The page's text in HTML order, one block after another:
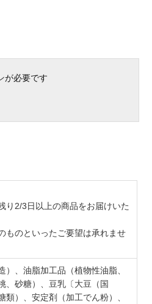
が必要です
2/3日以上の商品をお届けいた
ものといったご要望は承れませ
、油脂加工品（植物性油脂、
、砂糖）、豆乳〔大豆（国
）、安定剤（加工でん粉）、